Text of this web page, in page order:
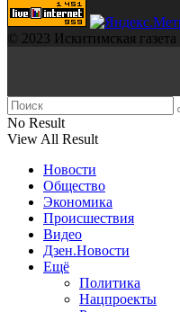
© 2023 Искитимская газета
No Result
View All Result
Новости
Общество
Экономика
Происшествия
Видео
Дзен.Новости
Ещё
Политика
Нацпроекты